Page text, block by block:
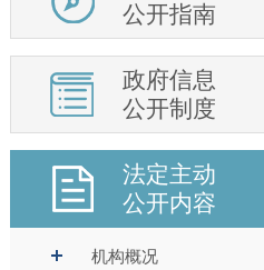
公开指南
政府信息
公开制度
法定主动
公开内容
机构概况